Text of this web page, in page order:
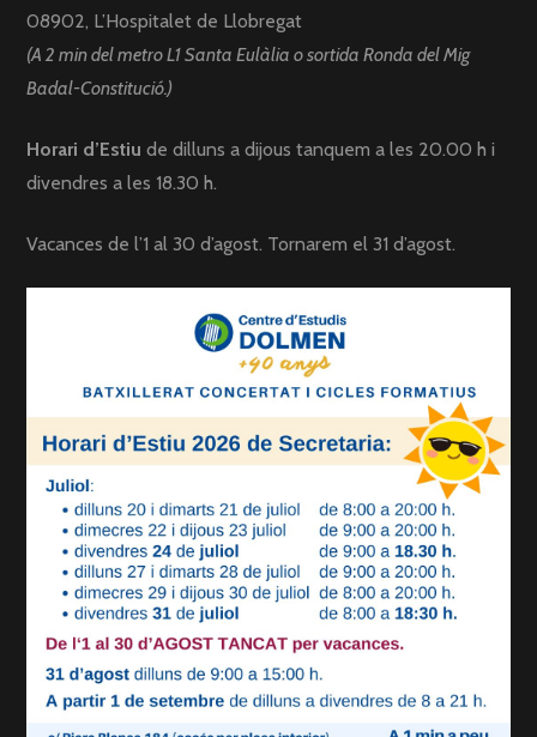
08902, L’Hospitalet de Llobregat
(A 2 min del metro L1 Santa Eulàlia o sortida Ronda del Mig
Badal-Constitució.)
Horari d’Estiu de dilluns a dijous tanquem a les 20.00 h i
divendres a les 18.30 h.
Vacances de l’1 al 30 d’agost. Tornarem el 31 d’agost.